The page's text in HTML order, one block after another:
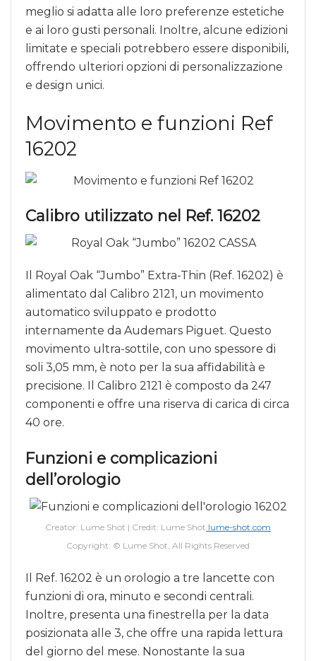
meglio si adatta alle loro preferenze estetiche
e ai loro gusti personali. Inoltre, alcune edizioni
limitate e speciali potrebbero essere disponibili,
offrendo ulteriori opzioni di personalizzazione
e design unici.
Movimento e funzioni Ref
16202
Calibro utilizzato nel Ref. 16202
Il Royal Oak “Jumbo” Extra-Thin (Ref. 16202) è
alimentato dal Calibro 2121, un movimento
automatico sviluppato e prodotto
internamente da Audemars Piguet. Questo
movimento ultra-sottile, con uno spessore di
soli 3,05 mm, è noto per la sua affidabilità e
precisione. Il Calibro 2121 è composto da 247
componenti e offre una riserva di carica di circa
40 ore.
Funzioni e complicazioni
dell’orologio
Creator: Lume Shot | Credit: Lume Shot lume-shot.com
Copyright: © Lume Shot, All Rights Reserved
Il Ref. 16202 è un orologio a tre lancette con
funzioni di ora, minuto e secondi centrali.
Inoltre, presenta una finestrella per la data
posizionata alle 3, che offre una rapida lettura
del giorno del mese. Nonostante la sua